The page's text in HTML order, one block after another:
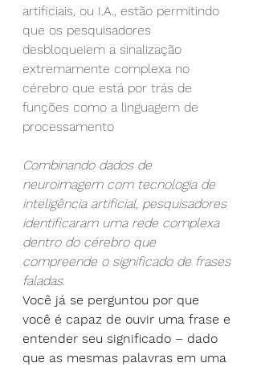
artificiais, ou I.A., estão permitindo
que os pesquisadores
desbloqueiem a sinalização
extremamente complexa no
cérebro que está por trás de
funções como a linguagem de
processamento
Combinando dados de
neuroimagem com tecnologia de
inteligência artificial, pesquisadores
identificaram uma rede complexa
dentro do cérebro que
compreende o significado de frases
faladas.
Você já se perguntou por que
você é capaz de ouvir uma frase e
entender seu significado – dado
que as mesmas palavras em uma